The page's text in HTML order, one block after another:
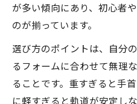
が多い傾向にあり、初心者
のが揃っています。
選び方のポイントは、自分
るフォームに合わせて無理
ることです。重すぎると手
に軽すぎると軌道が安定し